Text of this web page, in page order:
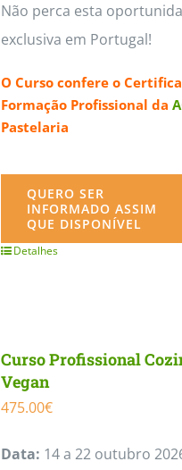
Não perca esta
exclusiva em Portugal!
O Curso confere o
Formação Profissional da
Pastelaria
QUERO SER
INFORMADO ASSIM
QUE DISPONÍVEL
Detalhes
Curso Profissional
Vegan
475.00€
Data: 14 a 22 outubro